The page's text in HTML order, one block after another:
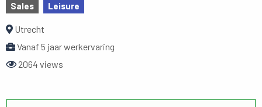
Sales Leisure
Utrecht
Vanaf 5 jaar werkervaring
2064 views